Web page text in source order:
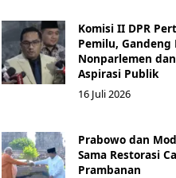
Komisi II DPR
Pemilu, Gandeng
Nonparlemen
Aspirasi Publik
16 Juli 2026
Prabowo dan
Sama Restorasi
Prambanan